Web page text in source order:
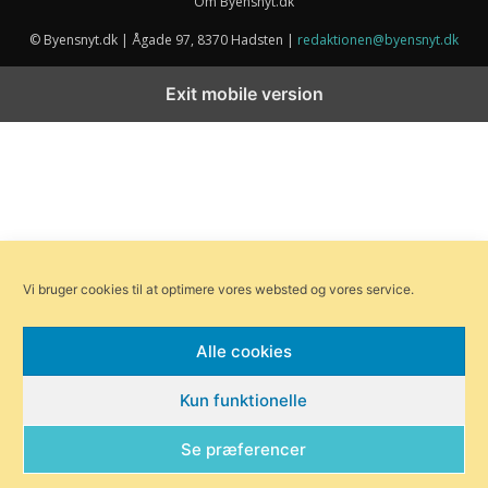
© Byensnyt.dk | Ågade 97, 8370 Hadsten | redaktionen@byensnyt.dk
Vi bruger cookies til at optimere vores websted og vores service.
Alle cookies
Kun funktionelle
Se præferencer
Exit mobile version